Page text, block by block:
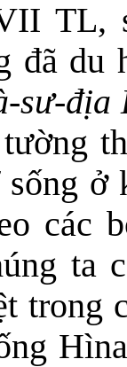
TL,
đã du
sư-địa
sống
các
ta
trong